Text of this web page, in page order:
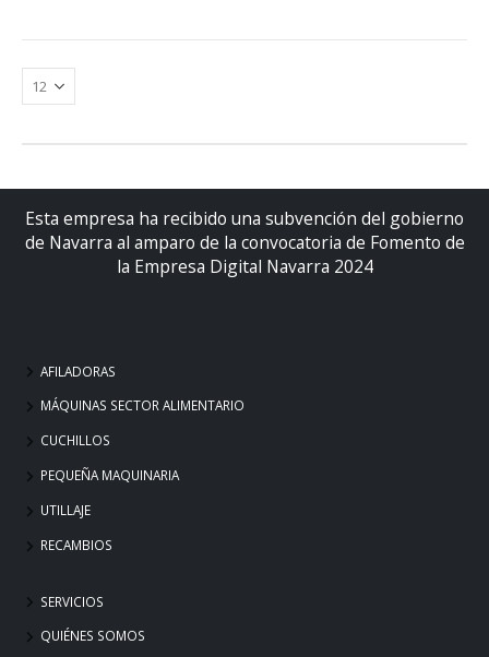
Esta empresa ha recibido una subvención del gobierno
de Navarra al amparo de la convocatoria de Fomento de
la Empresa Digital Navarra 2024
AFILADORAS
MÁQUINAS SECTOR ALIMENTARIO
CUCHILLOS
PEQUEÑA MAQUINARIA
UTILLAJE
RECAMBIOS
SERVICIOS
QUIÉNES SOMOS